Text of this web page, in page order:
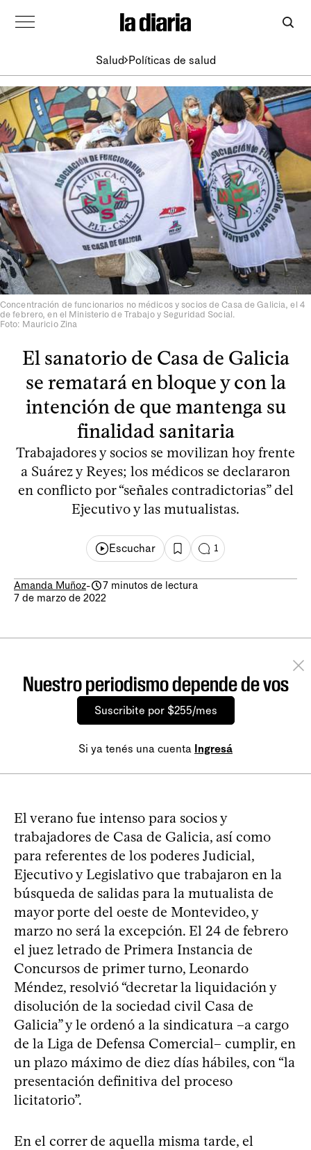
Salud Políticas de salud
Concentración de funcionarios no médicos y socios de Casa de Galicia, el 4
de febrero, en el Ministerio de Trabajo y Seguridad Social.
Foto: Mauricio Zina
El sanatorio de Casa de Galicia
se rematará en bloque y con la
intención de que mantenga su
finalidad sanitaria
Trabajadores y socios se movilizan hoy frente
a Suárez y Reyes; los médicos se declararon
en conflicto por “señales contradictorias” del
Ejecutivo y las mutualistas.
Escuchar 1
Amanda Muñoz-
7 minutos de lectura
7 de marzo de 2022
Nuestro periodismo depende de vos
Suscribite por $255/mes
Si ya tenés una cuenta Ingresá
El verano fue intenso para socios y
trabajadores de Casa de Galicia, así como
para referentes de los poderes Judicial,
Ejecutivo y Legislativo que trabajaron en la
búsqueda de salidas para la mutualista de
mayor porte del oeste de Montevideo, y
marzo no será la excepción. El 24 de febrero
el juez letrado de Primera Instancia de
Concursos de primer turno, Leonardo
Méndez, resolvió “decretar la liquidación y
disolución de la sociedad civil Casa de
Galicia” y le ordenó a la sindicatura –a cargo
de la Liga de Defensa Comercial– cumplir, en
un plazo máximo de diez días hábiles, con “la
presentación definitiva del proceso
licitatorio”.
En el correr de aquella misma tarde, el